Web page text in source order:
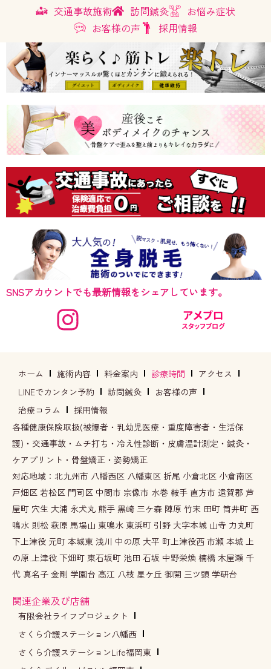
交通事故施術 訪問鍼灸
お悩み症状
お客様の声
採用情報
SNSアカウントでも最新情報をシェアしています。
ホーム 施術内容 料金案内 診療時間
アクセス
LINEでカンタン予約
訪問鍼灸
お客様の声
治療コラム
採用情報
各種健康保険取扱(被爆者・乳幼児医療・重度障害者・生活保
護)・交通事故・ムチ打ち・冷え性診断・皮膚温計測定・鍼灸・
ケアプリント・骨盤矯正・姿勢矯正
対応地域：北九州市 八幡西区 八幡東区 折尾 小倉北区 小倉南区
戸畑区 若松区 門司区 中間市 宗像市 水巻 鞍手 直方市 遠賀郡 芦
屋町 穴生 大浦 永犬丸 熊手 黒崎 三ケ森 陣原 竹末 田町 筒井町 西
鳴水 則松 萩原 馬場山 東鳴水 東浜町 引野 大字本城 山寺 力丸町
下上津役 元町 本城東 浅川 中の原 大平 町上津役西 市瀬 本城 上
の原 上津役 下畑町 東石坂町 池田 石坂 中野栄煥 楠橋 木屋瀬 千
代 真名子 金剛 学園台 高江 八枝 星ケ丘 御開 三ツ頭 学研台
関連企業及び店舗
有限会社ライフプロジェクト
さくら介護ステーション八幡西
さくら介護ステーションLife福岡東